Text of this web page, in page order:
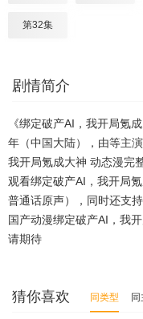
第32集
剧情简介
《绑定破产AI，我开局氪
年（中国大陆），由等主
我开局氪成大神 动态漫完
观看绑定破产AI，我开局
普通话原声），同时还支持
国产动漫绑定破产AI，我
请期待
猜你喜欢 同类型